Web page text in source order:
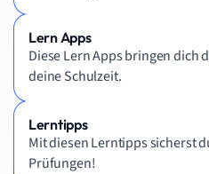
Lern Apps
Diese Lern Apps bringen dich
deine Schulzeit.
Lerntipps
Mit diesen Lerntipps sicherst
Prüfungen!